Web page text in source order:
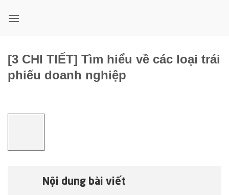
qua
[3 CHI TIẾT] Tìm hiểu về các loại trái
phiếu doanh nghiệp
Nội dung bài viết